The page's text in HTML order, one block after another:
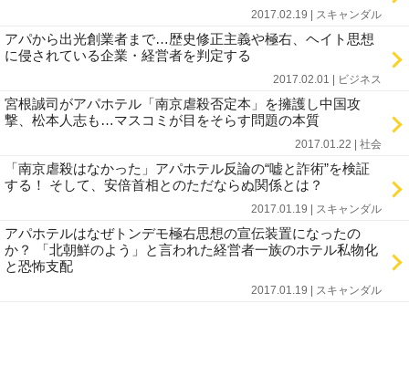
2017.02.19 | スキャンダル
アパから出光創業者まで…歴史修正主義や極右、ヘイト思想
に侵されている企業・経営者を判定する
2017.02.01 | ビジネス
宮根誠司がアパホテル「南京虐殺否定本」を擁護し中国攻
撃、松本人志も…マスコミが目をそらす問題の本質
2017.01.22 | 社会
「南京虐殺はなかった」アパホテル反論の“嘘と詐術”を検証
する！ そして、安倍首相とのただならぬ関係とは？
2017.01.19 | スキャンダル
アパホテルはなぜトンデモ極右思想の宣伝装置になったの
か？ 「北朝鮮のよう」と言われた経営者一族のホテル私物化
と恐怖支配
2017.01.19 | スキャンダル